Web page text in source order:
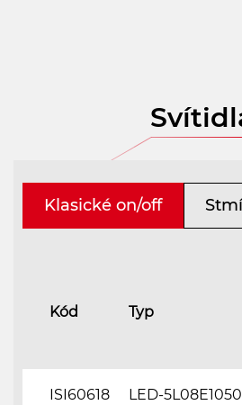
Klasické on/off
Kód Typ
ISI60618 LED-